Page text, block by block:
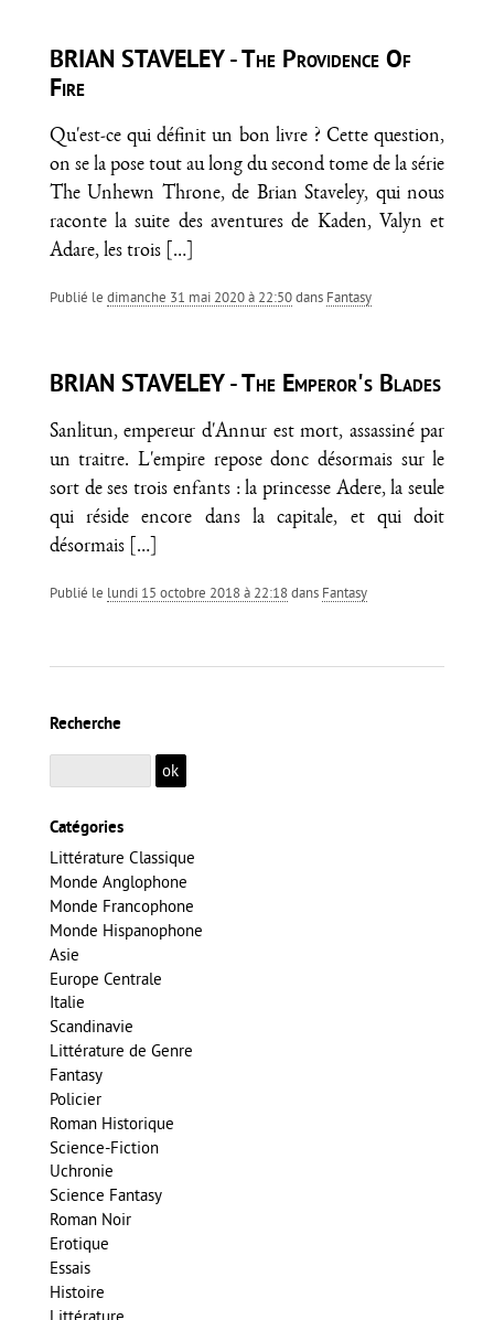
BRIAN STAVELEY - The Providence Of
Fire
Qu'est-ce qui définit un bon livre ? Cette question,
on se la pose tout au long du second tome de la série
The Unhewn Throne, de Brian Staveley, qui nous
raconte la suite des aventures de Kaden, Valyn et
Adare, les trois
[…]
Publié le dimanche 31 mai 2020 à 22:50dans Fantasy
BRIAN STAVELEY - The Emperor's Blades
Sanlitun, empereur d'Annur est mort, assassiné par
un traitre. L'empire repose donc désormais sur le
sort de ses trois enfants : la princesse Adere, la seule
qui réside encore dans la capitale, et qui doit
désormais
[…]
Publié le lundi 15 octobre 2018 à 22:18dans Fantasy
Recherche
Catégories
Littérature Classique
Monde Anglophone
Monde Francophone
Monde Hispanophone
Asie
Europe Centrale
Italie
Scandinavie
Littérature de Genre
Fantasy
Policier
Roman Historique
Science-Fiction
Uchronie
Science Fantasy
Roman Noir
Erotique
Essais
Histoire
Littérature